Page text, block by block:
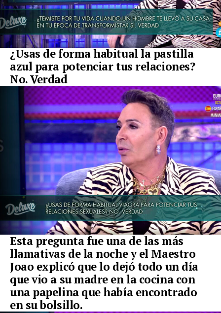
¿Usas de forma habitual la pastilla
azul para potenciar tus relaciones?
No. Verdad
Esta pregunta fue una de las más
llamativas de la noche y el Maestro
Joao explicó que lo dejó todo un día
que vio a su madre en la cocina con
una papelina que había encontrado
en su bolsillo.